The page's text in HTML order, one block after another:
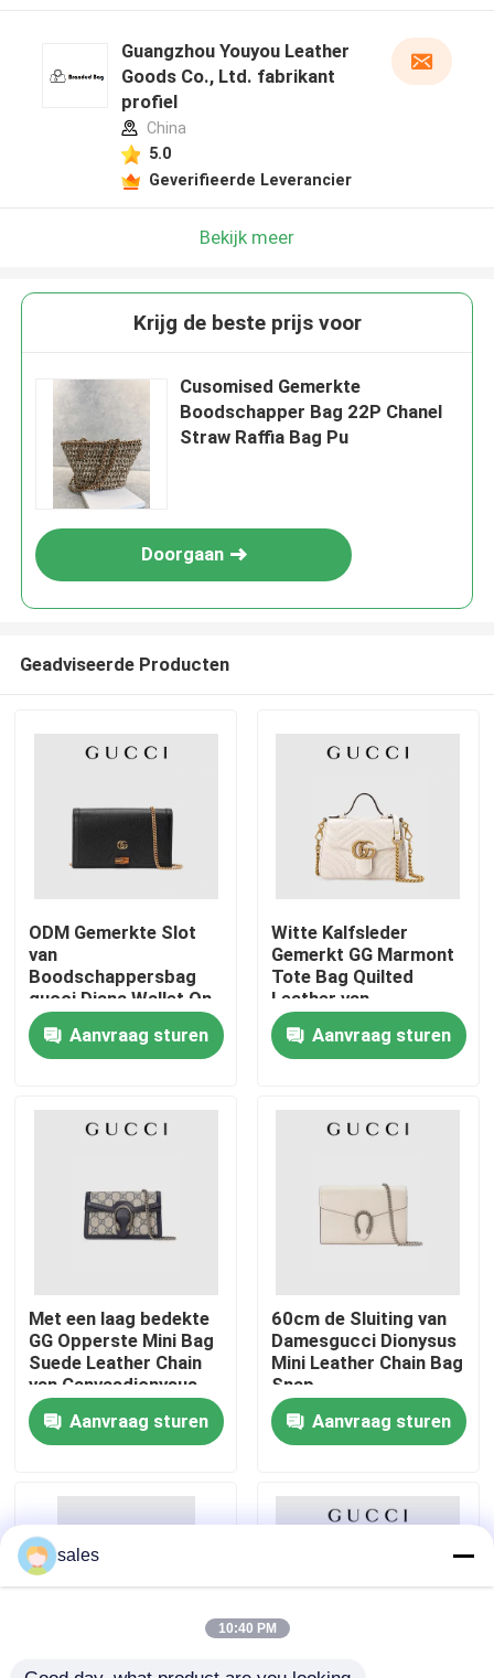
Huis
Producten
Ongeveer ons
Fabrieksreis
Kwaliteitscontrole
Nieuws
bloggen
Guangzhou Youyou Leather
Goods Co., Ltd. fabrikant
profiel
China
5.0
Geverifieerde Leverancier
Bekijk meer
Krijg de beste prijs voor
Cusomised Gemerkte
Boodschapper Bag 22P Chanel
Straw Raffia Bag Pu
Doorgaan
Geadviseerde Producten
ODM Gemerkte Slot
van
Boodschappersbag
gucci Diana Wallet On
Chain Bamboo
Aanvraag sturen
Witte Kalfsleder
Gemerkt GG Marmont
Tote Bag Quilted
Leather van
BoodschappersBag
Aanvraag sturen
Met een laag bedekte
GG Opperste Mini Bag
Suede Leather Chain
van Canvasdionysus
Zak CZ3457
Aanvraag sturen
60cm de Sluiting van
Damesgucci Dionysus
Mini Leather Chain Bag
Snap
Aanvraag sturen
sales
10:40 PM